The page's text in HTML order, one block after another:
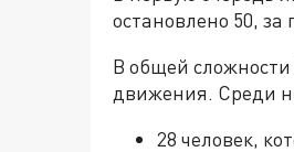
остановлено 50,
В общей
движения. Среди
28 человек,